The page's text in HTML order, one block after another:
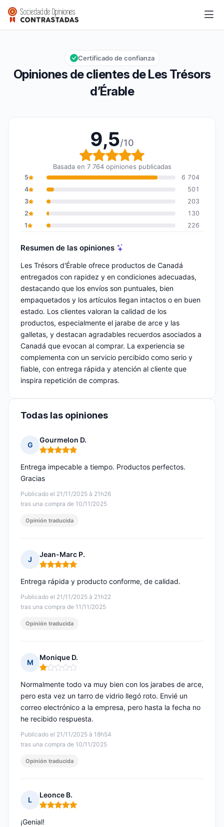
Les Trésors d’Érable
Calificación global: 9,5 de 10
9,5/10
Opiniones de clientes de Les Trésors
d’Érable
Certificado de confianza
9,5/10
Calificación global: 9,5
Basada en 7 764 opiniones publicadas
5
6 704
4
501
3
203
2
130
1
226
Resumen de las opiniones
Les Trésors d'Érable ofrece productos de Canadá
entregados con rapidez y en condiciones adecuadas,
destacando que los envíos son puntuales, bien
empaquetados y los artículos llegan intactos o en buen
estado. Los clientes valoran la calidad de los
productos, especialmente el jarabe de arce y las
galletas, y destacan agradables recuerdos asociados a
Canadá que evocan al comprar. La experiencia se
complementa con un servicio percibido como serio y
fiable, con entrega rápida y atención al cliente que
inspira repetición de compras.
Todas las opiniones
G
Gourmelon D.
Nota: 5 de 5
Publicado el 21/11/2025 à 21h26
tras una compra de 10/11/2025
Entrega impecable a tiempo. Productos perfectos.
Gracias
Opinión traducida
J
Jean-Marc P.
Nota: 5 de 5
Publicado el 21/11/2025 à 21h22
tras una compra de 11/11/2025
Entrega rápida y producto conforme, de calidad.
Opinión traducida
M
Monique D.
Nota: 1 de 5
Publicado el 21/11/2025 à 18h54
tras una compra de 10/11/2025
Normalmente todo va muy bien con los jarabes de arce,
pero esta vez un tarro de vidrio llegó roto. Envié un
correo electrónico a la empresa, pero hasta la fecha no
he recibido respuesta.
Opinión traducida
L
Leonce B.
Nota: 5 de 5
¡Genial!